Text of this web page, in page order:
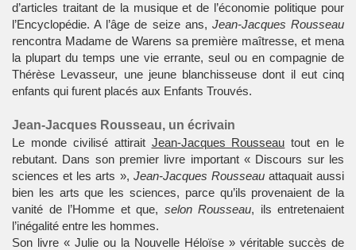
d’articles traitant de la musique et de l’économie politique pour
l’Encyclopédie. A l’âge de seize ans, Jean-Jacques Rousseau
rencontra Madame de Warens sa première maîtresse, et mena
la plupart du temps une vie errante, seul ou en compagnie de
Thérèse Levasseur, une jeune blanchisseuse dont il eut cinq
enfants qui furent placés aux Enfants Trouvés.
Jean-Jacques Rousseau, un écrivain
Le monde civilisé attirait Jean-Jacques Rousseau tout en le
rebutant. Dans son premier livre important « Discours sur les
sciences et les arts », Jean-Jacques Rousseauattaquait aussi
bien les arts que les sciences, parce qu’ils provenaient de la
vanité de l’Homme et que, selon Rousseau, ils entretenaient
l’inégalité entre les hommes.
Son livre « Julie ou la Nouvelle Héloïse » véritable succès de